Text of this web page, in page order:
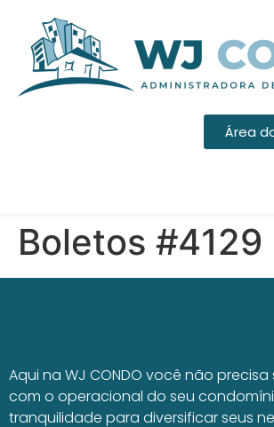
Área
Boletos #4129
Aqui na WJ CONDO você não
com o operacional do seu
tranquilidade para diversificar seus